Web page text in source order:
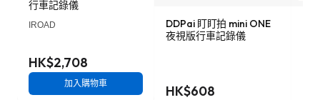
行車記錄儀
IROAD
HK$2,708
加入購物車
DDPai 盯盯拍 mini ONE
夜視版行車記錄儀
HK$608